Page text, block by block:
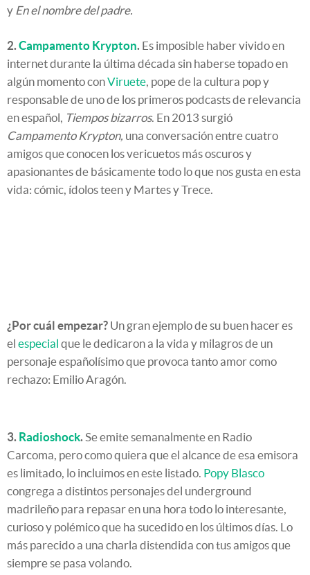
y En el nombre del padre.
2.Campamento Krypton. Es imposible haber vivido en
internet durante la última década sin haberse topado en
algún momento conViruete, pope de la cultura pop y
responsable de uno de los primeros podcasts de relevancia
en español, Tiempos bizarros. En 2013 surgió
Campamento Krypton, una conversación entre cuatro
amigos que conocen los vericuetos más oscuros y
apasionantes de básicamente todo lo que nos gusta en esta
vida: cómic, ídolos teen y Martes y Trece.
¿Por cuál empezar? Un gran ejemplo de su buen hacer es
el especial que le dedicaron a la vida y milagros de un
personaje españolísimo que provoca tanto amor como
rechazo: Emilio Aragón.
3. Radioshock.Se emite semanalmente en Radio
Carcoma, pero como quiera que el alcance de esa emisora
es limitado, lo incluimos en este listado. Popy Blasco
congrega a distintos personajes del underground
madrileño para repasar en una hora todo lo interesante,
curioso y polémico que ha sucedido en los últimos días. Lo
más parecido a una charla distendida con tus amigos que
siempre se pasa volando.